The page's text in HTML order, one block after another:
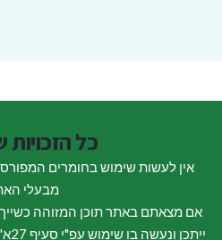
כל הזכויות
אין לעשות שימוש בחומרים
מבעלי
אם מצאתם באתר תוכן המזוהה כשייך